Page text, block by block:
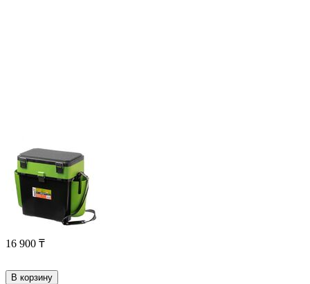
16 900 ₸
В корзину